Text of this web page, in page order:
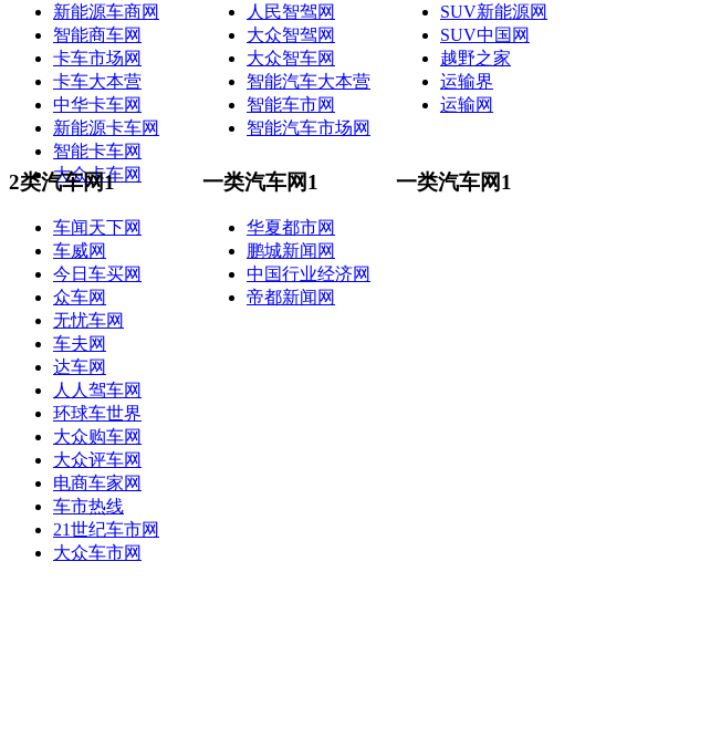
新能源车商网
智能商车网
卡车市场网
卡车大本营
中华卡车网
新能源卡车网
智能卡车网
大众卡车网
人民智驾网
大众智驾网
大众智车网
智能汽车大本营
智能车市网
智能汽车市场网
SUV新能源网
SUV中国网
越野之家
运输界
运输网
2类汽车网1
车闻天下网
车威网
今日车买网
众车网
无忧车网
车夫网
达车网
人人驾车网
环球车世界
大众购车网
大众评车网
电商车家网
车市热线
21世纪车市网
大众车市网
一类汽车网1
华夏都市网
鹏城新闻网
中国行业经济网
帝都新闻网
一类汽车网1